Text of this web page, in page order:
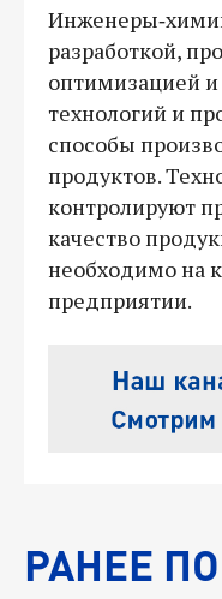
разработкой,
оптимизацией
технологий и
способы
продуктов.
контролируют
качество
необходимо
предприятии.
РАНЕЕ